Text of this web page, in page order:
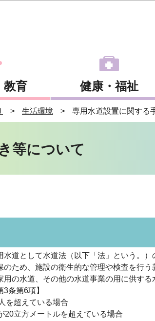
教育 健康・福祉
生活環境 専用水道設置に関する
等について
道として水道法（以下「法」という。）
ため、施設の衛生的な管理や検査を行う
の水道、その他の水道事業の用に供す
条第6項】
を超えている場合
立方メートルを超えている場合